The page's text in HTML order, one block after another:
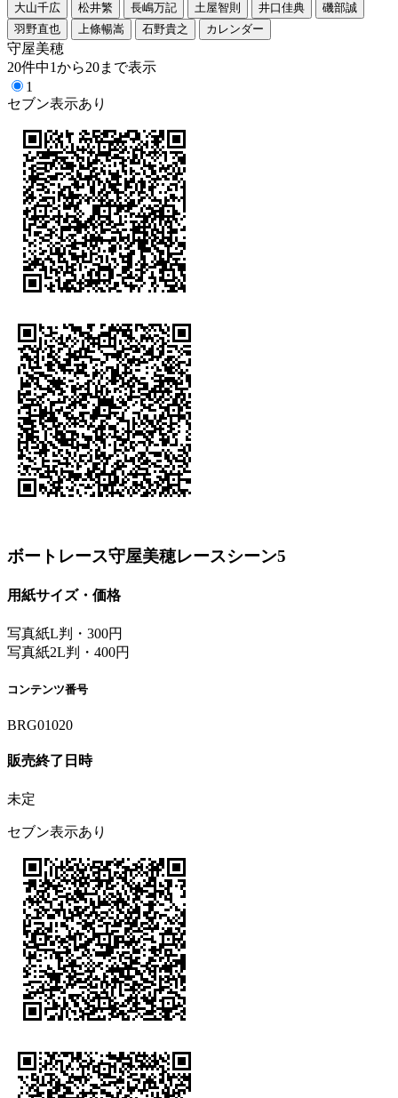
大山千広
松井繁 長嶋万記 土屋智則 井口佳典
磯部誠
羽野直也
上條暢嵩 石野貴之 カレンダー
守屋美穂
20件中1から20まで表示
1
セブン表示あり
ボートレース守屋美穂レースシーン5
用紙サイズ・価格
写真紙L判・300円
写真紙2L判・400円
コンテンツ番号
BRG01020
販売終了日時
未定
セブン表示あり